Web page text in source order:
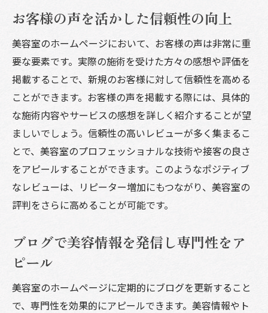
お客様の声を活かした信頼性の向上
美容室のホームページにおいて、お客様の声は非常に重
要な要素です。実際の施術を受けた方々の感想や評価を
掲載することで、新規のお客様に対して信頼性を高める
ことができます。お客様の声を掲載する際には、具体的
な施術内容やサービスの感想を詳しく紹介することが望
ましいでしょう。信頼性の高いレビューが多く集まるこ
とで、美容室のプロフェッショナルな技術や接客の良さ
をアピールすることができます。このようなポジティブ
なレビューは、リピーター増加にもつながり、美容室の
評判をさらに高めることが可能です。
ブログで美容情報を発信し専門性をア
ピール
美容室のホームページに定期的にブログを更新すること
で、専門性を効果的にアピールできます。美容情報やト